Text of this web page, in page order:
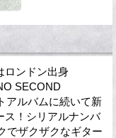
ロンドン出身
SECOND
アルバムに続いて新
ス！シリアルナンバ
でザクザクなギター